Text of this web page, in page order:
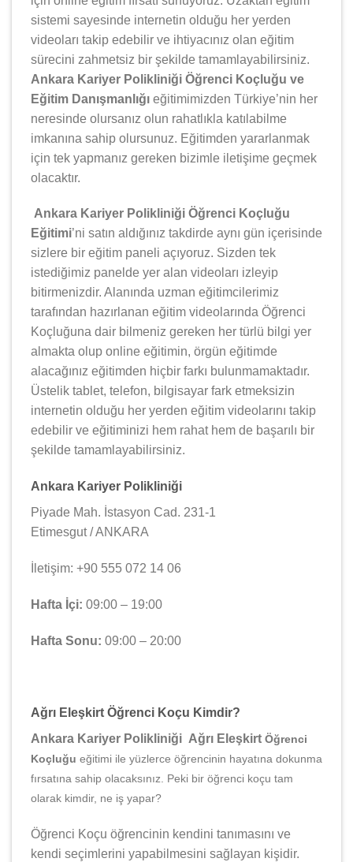
sistemi sayesinde internetin olduğu her yerden
videoları takip edebilir ve ihtiyacınız olan eğitim
sürecini zahmetsiz bir şekilde tamamlayabilirsiniz.
Ankara Kariyer Polikliniği Öğrenci Koçluğu ve
Eğitim Danışmanlığı eğitimimizden Türkiye’nin her
neresinde olursanız olun rahatlıkla katılabilme
imkanına sahip olursunuz. Eğitimden yararlanmak
için tek yapmanız gereken bizimle iletişime geçmek
olacaktır.
Ankara Kariyer Polikliniği Öğrenci Koçluğu
Eğitimi’ni satın aldığınız takdirde aynı gün içerisinde
sizlere bir eğitim paneli açıyoruz. Sizden tek
istediğimiz panelde yer alan videoları izleyip
bitirmenizdir. Alanında uzman eğitimcilerimiz
tarafından hazırlanan eğitim videolarında Öğrenci
Koçluğuna dair bilmeniz gereken her türlü bilgi yer
almakta olup online eğitimin, örgün eğitimde
alacağınız eğitimden hiçbir farkı bulunmamaktadır.
Üstelik tablet, telefon, bilgisayar fark etmeksizin
internetin olduğu her yerden eğitim videolarını takip
edebilir ve eğitiminizi hem rahat hem de başarılı bir
şekilde tamamlayabilirsiniz.
Ankara Kariyer Polikliniği
Piyade Mah. İstasyon Cad. 231-1
Etimesgut / ANKARA
İletişim: +90 555 072 14 06
Hafta İçi: 09:00 – 19:00
Hafta Sonu: 09:00 – 20:00
Ağrı Eleşkirt Öğrenci Koçu Kimdir?
Ankara Kariyer Polikliniği Ağrı Eleşkirt Öğrenci
Koçluğu eğitimi ile yüzlerce öğrencinin hayatına dokunma
fırsatına sahip olacaksınız. Peki bir öğrenci koçu tam
olarak kimdir, ne iş yapar?
Öğrenci Koçu öğrencinin kendini tanımasını ve
kendi seçimlerini yapabilmesini sağlayan kişidir.